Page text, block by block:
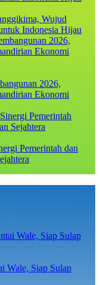
Wujud
Indonesia Hijau
2026,
Ekonomi
Pemerintah dan
Wale, Siap Sulap